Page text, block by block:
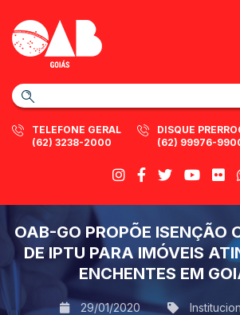
TELEFONE GERAL
(62) 3238-2000
DISQUE
(62) 99976-
OAB-GO PROPÕE ISENÇÃO
DE IPTU PARA IMÓVEIS
ENCHENTES EM
29/01/2020